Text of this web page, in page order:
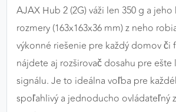
AJAX Hub 2 (2G) váži len 350 g a
rozmery (163x163x36 mm) z neho
výkonné riešenie pre každý domov či
nájdete aj rozširovač dosahu pre
signálu. Je to ideálna voľba pre
spoľahlivý a jednoducho ovládateľný